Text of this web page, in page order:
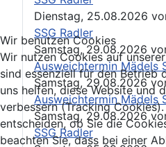
Dienstag, 25.08.2026
SSG Radler
Samstag, 29.08.2026
Ausweichtermin Mädels
Samstag, 29.08.2026
Ausweichtermin Mädels
Samstag, 29.08.2026
SSG Radler
Wir benutzen Cookies
Wir nutzen Cookies auf
sind essenziell für den Betrieb
uns helfen, diese Website und
verbessern (Tracking
entscheiden, ob Sie die
beachten Sie, dass bei einer